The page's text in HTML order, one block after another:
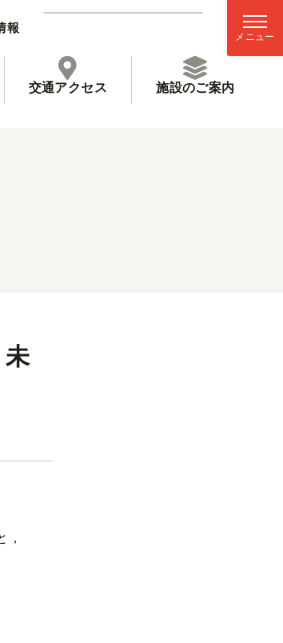
報
交通アクセス 施設のご案内
未
，